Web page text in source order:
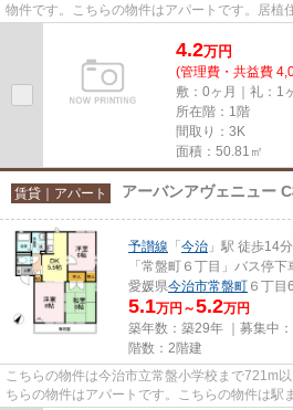
物件です。こちらの物件はアパートです。居植
4.2万円
(管理費・共益費
敷：0ヶ月｜礼：1
所在階：1階
間取り：3K
面積：50.81㎡
賃貸｜アパート アーバンアヴェニュー
予讃線 「 今治 」駅 徒歩14分
「常盤町６丁目」バス停
愛媛県今治市常盤町 ６丁目
5.1万円～5.2万円
築年数：築29年 ｜募集中：
階数：2階建
こちらの物件は今治市立常盤小学校まで721m
ちらの物件はアパートです。こちらの物件は駅